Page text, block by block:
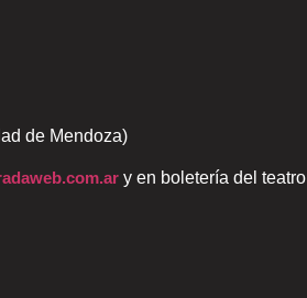
de Mendoza)
y en boletería del teatro